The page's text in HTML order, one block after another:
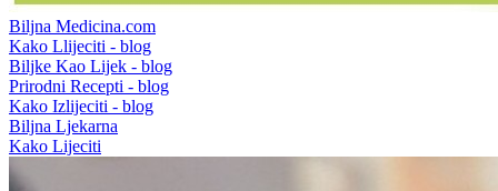
Biljna Medicina.com
Kako Llijeciti - blog
Biljke Kao Lijek - blog
Prirodni Recepti - blog
Kako Izlijeciti - blog
Biljna Ljekarna
Kako Lijeciti